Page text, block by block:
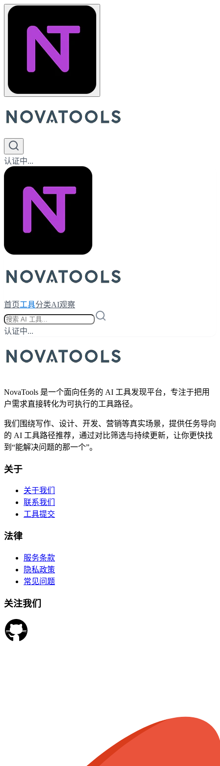
认证中...
首页工具分类AI观察
认证中...
NovaTools 是一个面向任务的 AI 工具发现平台，专注于把用
户需求直接转化为可执行的工具路径。
我们围绕写作、设计、开发、营销等真实场景，提供任务导向
的 AI 工具路径推荐，通过对比筛选与持续更新，让你更快找
到“能解决问题的那一个”。
关于
关于我们
联系我们
工具提交
法律
服务条款
隐私政策
常见问题
关注我们